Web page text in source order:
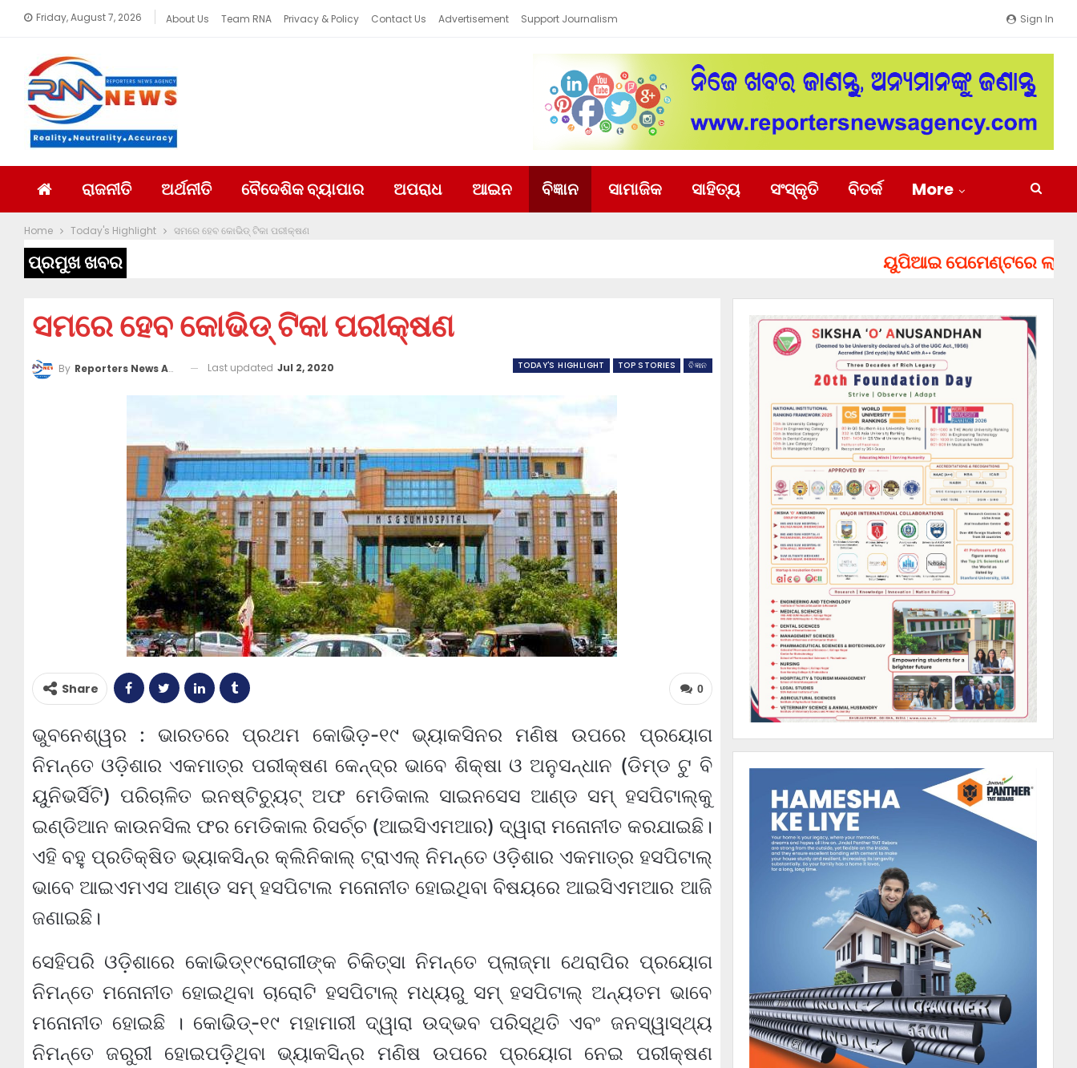
Sign In
Friday, August 7, 2026 About Us Team RNA Privacy & Policy Contact Us Advertisement Support Journalism
ରାଜନୀତି ଅର୍ଥନୀତି ବୈଦେଶିକ ବ୍ୟାପାର ଅପରାଧ ଆଇନ ବିଜ୍ଞାନ ସାମାଜିକ ସାହିତ୍ୟ ସଂସ୍କୃତି ବିତର୍କ More
Home Today's Highlight ସମରେ ହେବ କୋଭିଡ୍ ଟିକା ପରୀକ୍ଷଣ
ପ୍ରମୁଖ ଖବର ୟୁପିଆଇ ପେମେଣ୍ଟରେ ଲାଗିପାରେ
ସମରେ ହେବ କୋଭିଡ୍ ଟିକା ପରୀକ୍ଷଣ
TODAY'S HIGHLIGHT TOP STORIES ବିଜ୍ଞାନ
By Reporters News Agency Last updated Jul 2, 2020
0
Share
ଭୁବନେଶ୍ୱର : ଭାରତରେ ପ୍ରଥମ କୋଭିଡ଼-୧୯ ଭ୍ୟାକସିନର ମଣିଷ ଉପରେ ପ୍ରୟୋଗ
ନିମନ୍ତେ ଓଡ଼ିଶାର ଏକମାତ୍ର ପରୀକ୍ଷଣ କେନ୍ଦ୍ର ଭାବେ ଶିକ୍ଷା ଓ ଅନୁସନ୍ଧାନ (ଡିମ୍‌ଡ ଟୁ ବି
ୟୁନିଭର୍ସିଟି) ପରିଚାଳିତ ଇନଷ୍ଟିଚ୍ୟୁଟ୍ ଅଫ ମେଡିକାଲ ସାଇନସେସ ଆଣ୍ଡ ସମ୍ ହସପିଟାଲ୍‌କୁ
ଇଣ୍ଡିଆନ କାଉନସିଲ ଫର ମେଡିକାଲ ରିସର୍ଚ୍ଚ (ଆଇସିଏମଆର) ଦ୍ୱାରା ମନୋନୀତ କରଯାଇଛି।
ଏହି ବହୁ ପ୍ରତିକ୍ଷିତ ଭ୍ୟାକସିନ୍‌ର କ୍ଲିନିକାଲ୍ ଟ୍ରାଏଲ୍ ନିମନ୍ତେ ଓଡ଼ିଶାର ଏକମାତ୍ର ହସପିଟାଲ୍
ଭାବେ ଆଇଏମଏସ ଆଣ୍ଡ ସମ୍ ହସପିଟାଲ ମନୋନୀତ ହୋଇଥିବା ବିଷୟରେ ଆଇସିଏମଆର ଆଜି
ଜଣାଇଛି।
ସେହିପରି ଓଡ଼ିଶାରେ କୋଭିଡ୍‌୧୯ରୋଗୀଙ୍କ ଚିକିତ୍ସା ନିମନ୍ତେ ପ୍ଲାଜ୍‌ମା ଥେରାପିର ପ୍ରୟୋଗ
ନିମନ୍ତେ ମନୋନୀତ ହୋଇଥିବା ଚାରୋଟି ହସପିଟାଲ୍ ମଧ୍ୟରୁ ସମ୍ ହସପିଟାଲ୍ ଅନ୍ୟତମ ଭାବେ
ମନୋନୀତ ହୋଇଛି । କୋଭିଡ୍‌-୧୯ ମହାମାରୀ ଦ୍ୱାରା ଉଦ୍ଭବ ପରିସ୍ଥିତି ଏବଂ ଜନସ୍ୱାସ୍ଥ୍ୟ
ନିମନ୍ତେ ଜରୁରୀ ହୋଇପଡ଼ିଥିବା ଭ୍ୟାକସିନ୍‌ର ମଣିଷ ଉପରେ ପ୍ରୟୋଗ ନେଇ ପରୀକ୍ଷଣ